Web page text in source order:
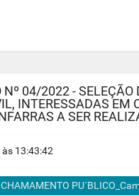
04/2022 - SELEÇÃO
INTERESSADAS
A SER
13:43:42
CHAMAMENTO